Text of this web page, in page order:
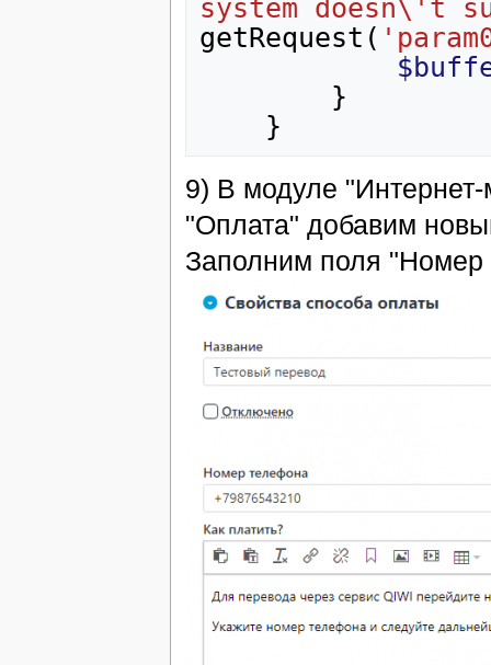
system doesn\'t
getRequest (
}
}
9) В модуле "Интернет-
"Оплата" добавим
Заполним поля "Номер